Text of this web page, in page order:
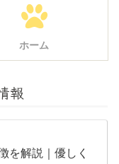
ホーム
報
を解説｜優しく